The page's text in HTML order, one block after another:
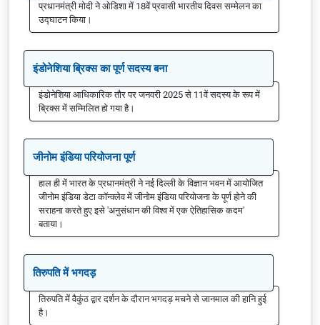
प्रधानमंत्री मोदी ने ओडिशा में 18वें प्रवासी भारतीय दिवस सम्मेलन का
उद्घाटन किया।
इंडोनेशिया ब्रिक्स का पूर्ण सदस्य बना
इंडोनेशिया आधिकारिक तौर पर जनवरी 2025 से 11वें सदस्य के रूप में
ब्रिक्स में सम्मिलित हो गया है।
जीनोम इंडिया परियोजना पूर्ण
हाल ही में भारत के प्रधानमंत्री ने नई दिल्ली के विज्ञान भवन में आयोजित
जीनोम इंडिया डेटा कॉन्क्लेव में जीनोम इंडिया परियोजना के पूर्ण होने की
सराहना करते हुए इसे 'अनुसंधान की विश्व में एक ऐतिहासिक कदम'
बताया।
तिरुपति में भगदड़
तिरुपति में वैकुंठ द्वार दर्शन के दौरान भगदड़ मचने से जानमाल की हानि हुई
है।